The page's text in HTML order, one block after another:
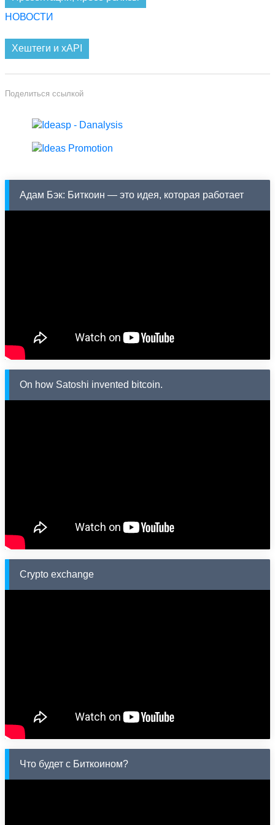
НОВОСТИ
Хештеги и xAPI
Поделиться ссылкой
Адам Бэк: Биткоин — это идея, которая работает
On how Satoshi invented bitcoin.
Crypto exchange
Что будет с Биткоином?